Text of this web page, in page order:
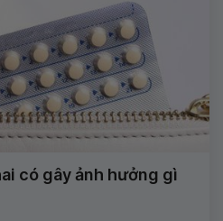
có gây ảnh hưởng gì